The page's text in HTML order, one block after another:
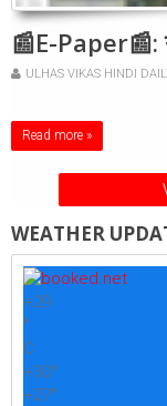
📰E-
ULHAS VIKAS HINDI
Read more »
WEATHER
+29
°
C
+30°
+27°